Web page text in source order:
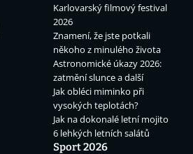
Karlovarský filmový festival
2026
Znamení, že jste potkali
někoho z minulého života
Astronomické úkazy 2026:
zatmění slunce a další
Jak obléci miminko při
vysokých teplotách?
Jak na dokonalé letní mojito
6 lehkých letních salátů
Sport 2026